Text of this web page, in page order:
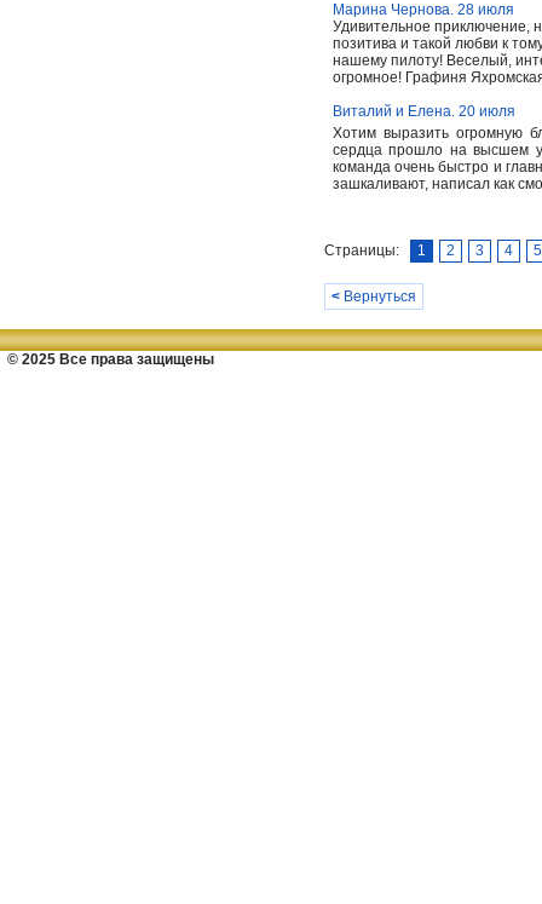
Марина Чернова. 28 июля
Удивительное приключение,
позитива и такой любви к
нашему пилоту! Веселый,
огромное! Графиня
Виталий и Елена. 20 июля
Хотим выразить огромную
сердца прошло на высшем
команда очень быстро и
зашкаливают, написал как
Страницы: 1 2 3 4 5
< Вернуться
© 2025 Все права защищены